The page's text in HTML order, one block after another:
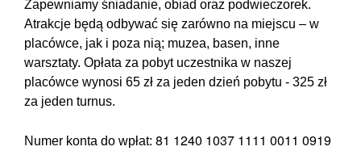
Zapewniamy śniadanie, obiad oraz podwieczorek.
Atrakcje będą odbywać się zarówno na miejscu – w
placówce, jak i poza nią; muzea, basen, inne
warsztaty. Opłata za pobyt uczestnika w naszej
placówce wynosi 65 zł za jeden dzień pobytu - 325 zł
za jeden turnus.
Numer konta do wpłat: 81 1240 1037 1111 0011 0919